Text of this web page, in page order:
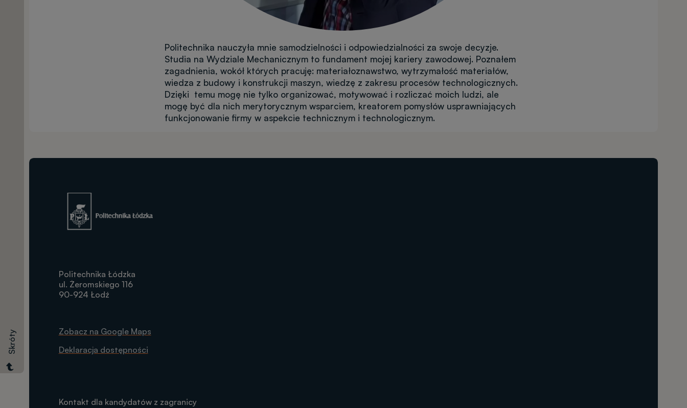
Politechnika nauczyła mnie samodzielności i odpowiedzialności za swoje decyzje.
Studia na Wydziale Mechanicznym to fundament mojej kariery zawodowej. Poznałem
zagadnienia, wokół których pracuję: materiałoznawstwo, wytrzymałość materiałów,
wiedza z budowy i konstrukcji maszyn, wiedzę z zakresu procesów technologicznych.
Dzięki temu mogę nie tylko organizować, motywować i rozliczać moich ludzi, ale
mogę być dla nich merytorycznym wsparciem, kreatorem pomysłów usprawniających
funkcjonowanie firmy w aspekcie technicznym i technologicznym.
Obraz
Politechnika Łódzka
ul. Żeromskiego 116
90-924 Łodź
Zobacz na Google Maps
Deklaracja dostępności
Kontakt dla kandydatów z zagranicy
Skróty
Opłaty
Egzaminy